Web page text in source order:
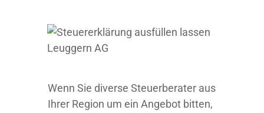
Wenn Sie diverse Steuerberater aus
Ihrer Region um ein Angebot bitten,